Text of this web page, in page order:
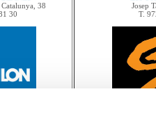
38
30
Josep
T.